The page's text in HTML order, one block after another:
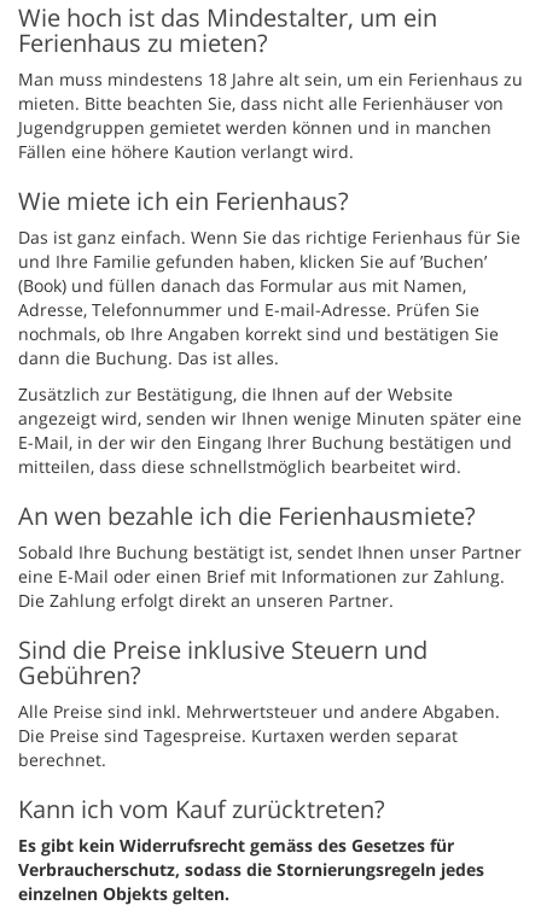
Wie hoch ist das Mindestalter, um ein
Ferienhaus zu mieten?
Man muss mindestens 18 Jahre alt sein, um ein Ferienhaus zu
mieten. Bitte beachten Sie, dass nicht alle Ferienhäuser von
Jugendgruppen gemietet werden können und in manchen
Fällen eine höhere Kaution verlangt wird.
Wie miete ich ein Ferienhaus?
Das ist ganz einfach. Wenn Sie das richtige Ferienhaus für Sie
und Ihre Familie gefunden haben, klicken Sie auf ’Buchen’
(Book) und füllen danach das Formular aus mit Namen,
Adresse, Telefonnummer und E-mail-Adresse. Prüfen Sie
nochmals, ob Ihre Angaben korrekt sind und bestätigen Sie
dann die Buchung. Das ist alles.
Zusätzlich zur Bestätigung, die Ihnen auf der Website
angezeigt wird, senden wir Ihnen wenige Minuten später eine
E-Mail, in der wir den Eingang Ihrer Buchung bestätigen und
mitteilen, dass diese schnellstmöglich bearbeitet wird.
An wen bezahle ich die Ferienhausmiete?
Sobald Ihre Buchung bestätigt ist, sendet Ihnen unser Partner
eine E-Mail oder einen Brief mit Informationen zur Zahlung.
Die Zahlung erfolgt direkt an unseren Partner.
Sind die Preise inklusive Steuern und
Gebühren?
Alle Preise sind inkl. Mehrwertsteuer und andere Abgaben.
Die Preise sind Tagespreise. Kurtaxen werden separat
berechnet.
Kann ich vom Kauf zurücktreten?
Es gibt kein Widerrufsrecht gemäss des Gesetzes für
Verbraucherschutz, sodass die Stornierungsregeln jedes
einzelnen Objekts gelten.